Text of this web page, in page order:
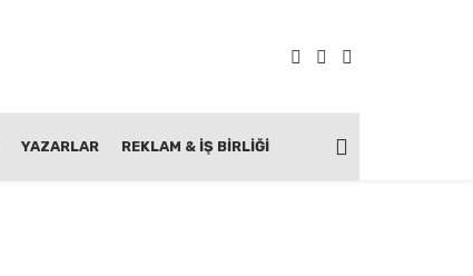
YAZARLAR REKLAM & İŞ BIRLIĞI